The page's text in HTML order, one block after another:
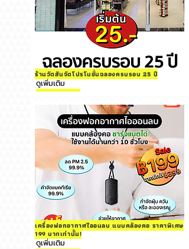
ร้านวัตสันจัดโปรโมชั่นฉลองครบรอบ 25 ปี
ดูเพิ่มเติม
เครื่องฟอกอากาศไออนลบ แบบคล้องคอ ราคาพิเศษ
199 บาทเท่านั้น!
ดูเพิ่มเติม